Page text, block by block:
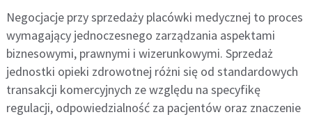
Negocjacje przy sprzedaży placówki medycznej to proces
wymagający jednoczesnego zarządzania aspektami
biznesowymi, prawnymi i wizerunkowymi. Sprzedaż
jednostki opieki zdrowotnej różni się od standardowych
transakcji komercyjnych ze względu na specyfikę
regulacji, odpowiedzialność za pacjentów oraz znaczenie